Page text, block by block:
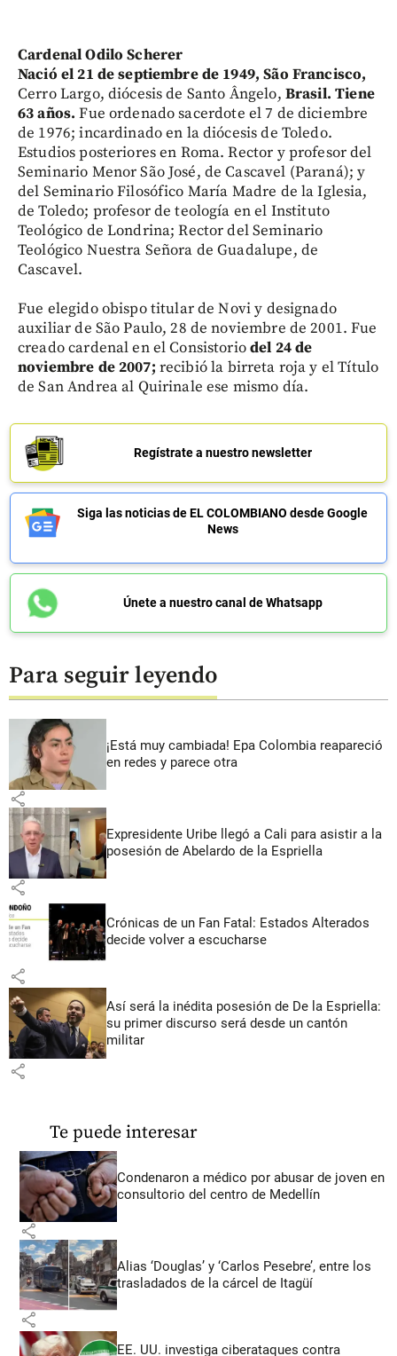
Cardenal Odilo Scherer
Nació el 21 de septiembre de 1949, São Francisco,
Cerro Largo, diócesis de Santo Ângelo, Brasil. Tiene
63 años. Fue ordenado sacerdote el 7 de diciembre
de 1976; incardinado en la diócesis de Toledo.
Estudios posteriores en Roma. Rector y profesor del
Seminario Menor São José, de Cascavel (Paraná); y
del Seminario Filosófico María Madre de la Iglesia,
de Toledo; profesor de teología en el Instituto
Teológico de Londrina; Rector del Seminario
Teológico Nuestra Señora de Guadalupe, de
Cascavel.
Fue elegido obispo titular de Novi y designado
auxiliar de São Paulo, 28 de noviembre de 2001. Fue
creado cardenal en el Consistoriodel 24 de
noviembre de 2007; recibió la birreta roja y el Título
de San Andrea al Quirinale ese mismo día.
Regístrate a nuestro newsletter
Siga las noticias de EL COLOMBIANO desde Google
News
Únete a nuestro canal de Whatsapp
Para seguir leyendo
¡Está muy cambiada! Epa Colombia reapareció
en redes y parece otra
share
Expresidente Uribe llegó a Cali para asistir a la
posesión de Abelardo de la Espriella
share
Crónicas de un Fan Fatal: Estados Alterados
decide volver a escucharse
share
Así será la inédita posesión de De la Espriella:
su primer discurso será desde un cantón
militar
share
Te puede interesar
Condenaron a médico por abusar de joven en
consultorio del centro de Medellín
share
Alias ‘Douglas’ y ‘Carlos Pesebre’, entre los
trasladados de la cárcel de Itagüí
share
EE. UU. investiga ciberataques contra